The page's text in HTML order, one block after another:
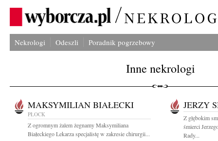
Nekrologi Odeszli Poradnik pogrzebowy
Inne nekrologi
MAKSYMILIAN BIAŁECKI
PŁOCK
Z ogromnym żalem żegnamy Maksymiliana
Białeckiego Lekarza specjalistę w zakresie chirurgii...
JERZY
Z głębokim
śmierci
Rady...